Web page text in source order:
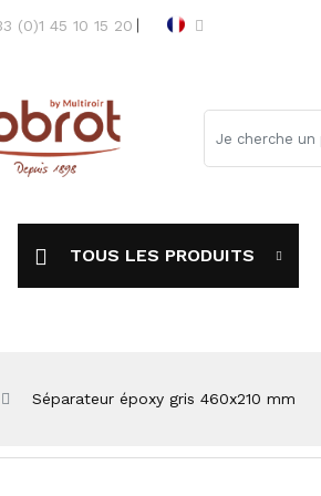
(0)1 45 10 15 20
TOUS LES PRODUITS
Séparateur époxy gris 460x210 mm